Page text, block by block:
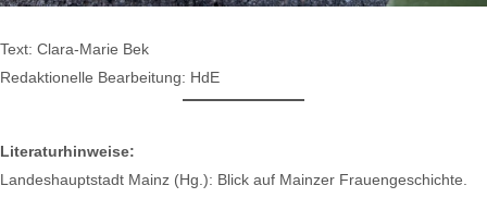
Text: Clara-Marie Bek
Redaktionelle Bearbeitung: HdE
Literaturhinweise:
Landeshauptstadt Mainz (Hg.): Blick auf Mainzer Frauengeschichte.